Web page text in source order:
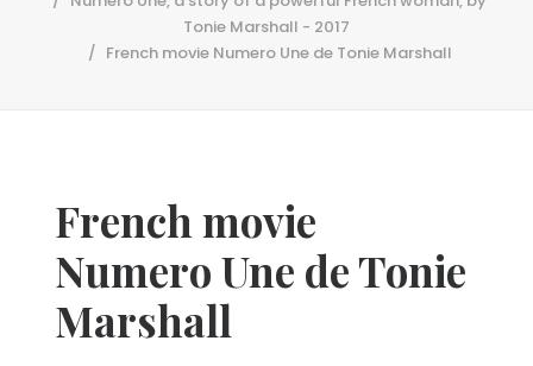
#SOFRENCHCLASS PRIVACY POLICY
Tonie Marshall - 2017
French movie Numero Une de Tonie Marshall
French movie
Numero Une de Tonie
Marshall